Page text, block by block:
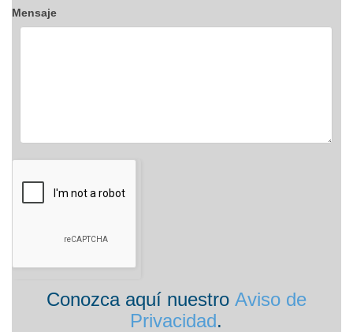
Mensaje
Conozca aquí nuestro Aviso de
Privacidad.